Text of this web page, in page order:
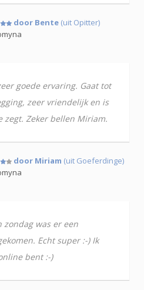
door Bente (uit Opitter)
goede ervaring. Gaat tot
zeer vriendelijk en is
zegt. Zeker bellen Miriam.
door Miriam (uit Goeferdinge)
zondag was er een
Echt super :-) Ik
bent :-)